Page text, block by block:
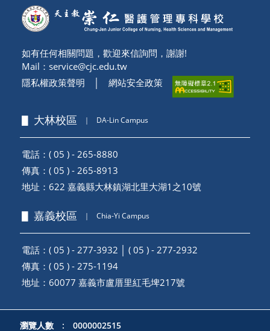
如有任何相關問題，歡迎來信詢問，謝謝!
Mail： service@cjc.edu.tw
隱私權政策聲明
網站安全政策
▋ 大林校區 ｜ DA-Lin Campus
電話：( 05 ) - 265-8880
傳真：( 05 ) - 265-8913
地址： 622 嘉義縣大林鎮湖北里大湖1之10號
▋ 嘉義校區 ｜ Chia-Yi Campus
電話：( 05 ) - 277-3932 │ ( 05 ) - 277-2932
傳真：( 05 ) - 275-1194
地址： 60077 嘉義市盧厝里紅毛埤217號
瀏覽人數 : 0000002515